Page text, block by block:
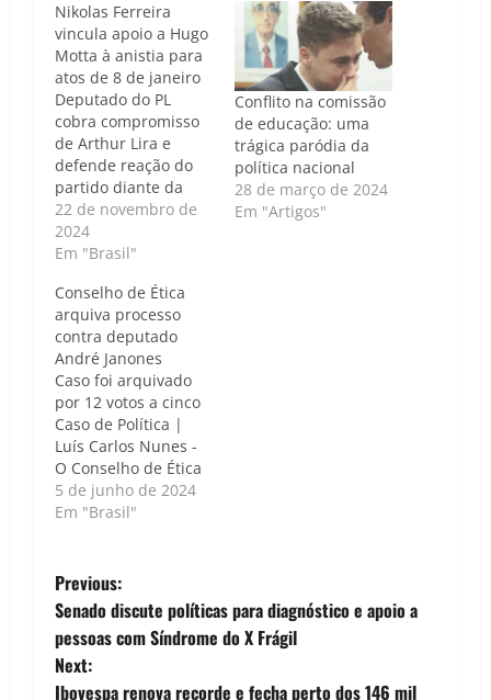
Nikolas Ferreira
vincula apoio a Hugo
Motta à anistia para
atos de 8 de janeiro
Deputado do PL
cobra compromisso
de Arthur Lira e
defende reação do
partido diante da
demora na votação
do projeto Caso de
Política | Luís Carlos
federal Nikolas
Ferreira (PL) afirmou
que seu apoio à
candidatura de Hugo
Motta (Republicanos)
à presidência da
Câmara está
condicionado…
22 de novembro de
2024
Em "Brasil"
Conflito na comissão
de educação: uma
trágica paródia da
política nacional
28 de março de 2024
Em "Artigos"
Conselho de Ética
arquiva processo
contra deputado
André Janones
Caso foi arquivado
por 12 votos a cinco
Caso de Política |
Luís Carlos Nunes -
O Conselho de Ética
da Câmara dos
Deputados decidiu
André Janones
(Avante-MG),
acusado de integrar
um suposto
esquema de desvio
de recursos públicos,
5 de junho de 2024
Em "Brasil"
P
o
s
Previous:
Senado discute políticas para diagnóstico e apoio a
pessoas com Síndrome do X Frágil
Next:
Ibovespa renova recorde e fecha perto dos 146 mil